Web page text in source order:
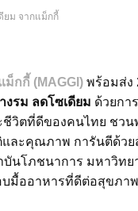
ยม จากแม็กกี้
ม็กกี้ (MAGGI) พร้อมส่ง
รม ลดโซเดียม ด้วยกา
ชีวิตที่ดีของคนไทย ช
ละคุณภาพ การันตีด้ว
บันโภชนาการ มหาวิท
มื้ออาหารที่ดีต่อสุขภา